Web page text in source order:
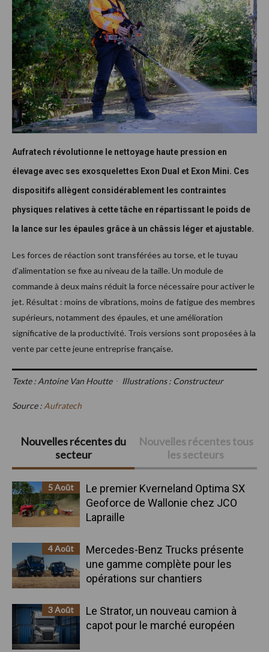
Aufratech révolutionne le nettoyage haute pression en
élevage avec ses exosquelettes Exon Dual et Exon Mini. Ces
dispositifs allègent considérablement les contraintes
physiques relatives à cette tâche en répartissant le poids de
la lance sur les épaules grâce à un châssis léger et ajustable.
Les forces de réaction sont transférées au torse, et le tuyau
d’alimentation se fixe au niveau de la taille. Un module de
commande à deux mains réduit la force nécessaire pour activer le
jet. Résultat : moins de vibrations, moins de fatigue des membres
supérieurs, notamment des épaules, et une amélioration
significative de la productivité. Trois versions sont proposées à la
vente par cette jeune entreprise française.
Texte : Antoine Van Houtteᆞ Illustrations : Constructeur
Source : Aufratech
Barre
latérale
principale
Nouvelles récentes du
secteur
Nouvelles récentes tous
les secteurs
5 Août
Le premier Kverneland Optima SX
Geoforce de Wallonie chez JCO
Lapraille
4 Août
Mercedes-Benz Trucks présente
une gamme complète pour les
opérations sur chantiers
3 Août
Le Strator, un nouveau camion à
capot pour le marché européen